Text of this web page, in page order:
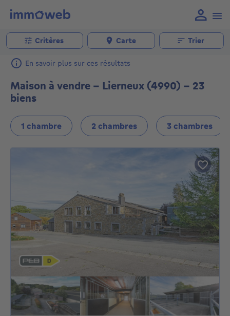
Critères Carte Trier
En savoir plus sur ces résultats
Maison à vendre - Lierneux (4990) - 23
biens
1 chambre 2 chambres 3 chambres